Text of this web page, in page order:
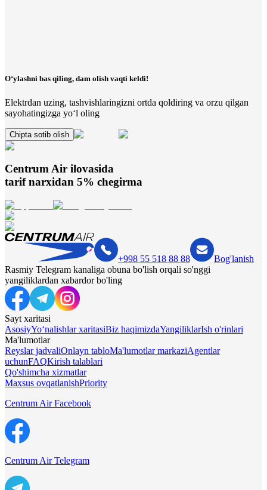
O‘ylashni bas qiling, dam olish vaqti keldi!
Elektrdan uzing, tashvishlaringizni ortda qoldiring va orzu qilgan
sayohatingizga yo‘l oling
Chipta sotib olish
Centrum Air ilovasida
tarif narxidan 5% chegirma
+998 55 518 88 88
Bog'lanish
Rasmiy Telegram kanaliga obuna bo'lish orqali so'nggi
yangiliklardan xabardor bo'ling
Sayt xaritasi
AsosiyYo‘nalishlar xaritasiBiz haqimizdaYangiliklarIsh o'rinlari
Ma'lumotlar
Reyslar jadvaliOnlayn tabloMa'lumotlar markaziAgentlar
uchunFAQKirish talablari
Qo'shimcha xizmatlar
Maxsus ovqatlanishPriority
Centrum Air Facebook
Centrum Air Telegram